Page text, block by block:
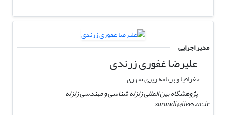
مدیر اجرایی
علیرضا غفوری زرندی
جغرافیا و برنامه ریزی شهری
پژوهشگاه بین المللی زلزله شناسی و مهندسی زلزله
zarandi@iiees.ac.ir